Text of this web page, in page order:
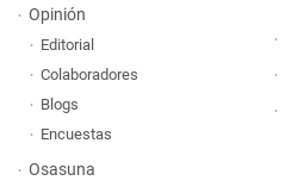
Opinión
Editorial
Colaboradores
Blogs
Encuestas
Osasuna